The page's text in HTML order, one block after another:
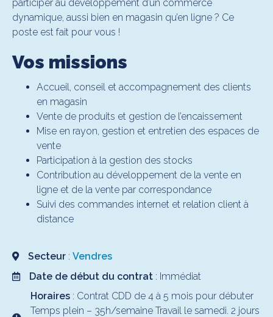
participer au développement d’un commerce
dynamique, aussi bien en magasin qu’en ligne ? Ce
poste est fait pour vous !
Vos missions
Accueil, conseil et accompagnement des clients
en magasin
Vente de produits et gestion de l’encaissement
Mise en rayon, gestion et entretien des espaces de
vente
Participation à la gestion des stocks
Contribution au développement de la vente en
ligne et de la vente par correspondance
Suivi des commandes internet et relation client à
distance
Secteur : Vendres
Date de début du contrat : Immédiat
Horaires : Contrat CDD de 4 à 5 mois pour débuter
Temps plein – 35h/semaine Travail le samedi. 2 jours